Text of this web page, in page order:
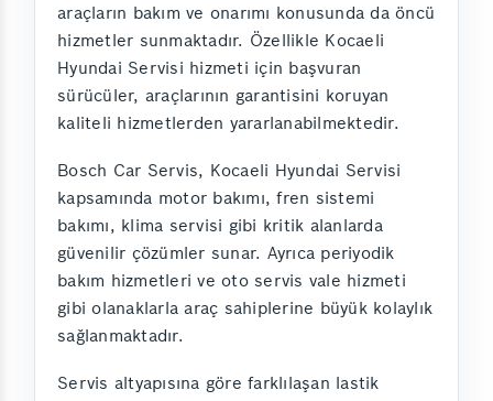
araçların bakım ve onarımı konusunda da öncü
hizmetler sunmaktadır. Özellikle Kocaeli
Hyundai Servisi hizmeti için başvuran
sürücüler, araçlarının garantisini koruyan
kaliteli hizmetlerden yararlanabilmektedir.
Bosch Car Servis, Kocaeli Hyundai Servisi
kapsamında motor bakımı, fren sistemi
bakımı, klima servisi gibi kritik alanlarda
güvenilir çözümler sunar. Ayrıca periyodik
bakım hizmetleri ve oto servis vale hizmeti
gibi olanaklarla araç sahiplerine büyük kolaylık
sağlanmaktadır.
Servis altyapısına göre farklılaşan lastik